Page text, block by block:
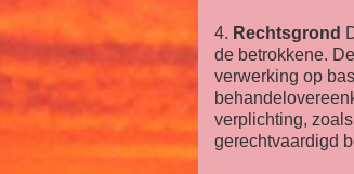
4. Rechtsgrond
de betrokkene.
verwerking op
verplichting,
gerechtvaardigd